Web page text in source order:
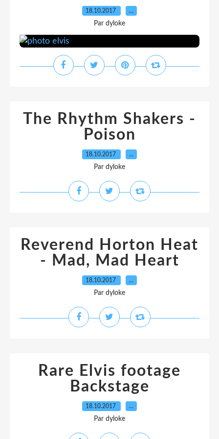
18.10.2017 …
Par dyloke
The Rhythm Shakers -
Poison
18.10.2017 …
Par dyloke
Reverend Horton Heat
- Mad, Mad Heart
18.10.2017 …
Par dyloke
Rare Elvis footage
Backstage
18.10.2017 …
Par dyloke